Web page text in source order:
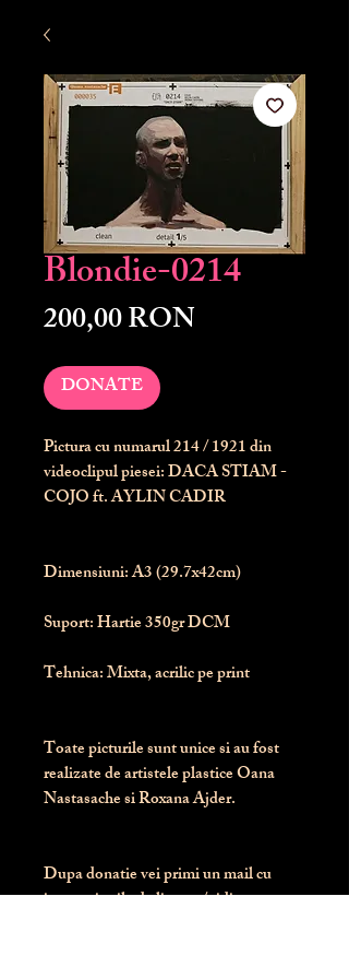
Blondie-0214
200,00 RONPreț
DONATE
Pictura cu numarul214/ 1921 din
videoclipul piesei: DACA STIAM -
COJO ft. AYLIN CADIR
Dimensiuni: A3 (29.7x42cm)
Suport: Hartie 350gr DCM
Tehnica: Mixta, acrilic pe print
Toate picturile sunt unice si au fost
realizate de artistele plastice Oana
Nastasache si Roxana Ajder.
Dupa donatie vei primi un mail cu
instructiunile de livrare / ridicare.